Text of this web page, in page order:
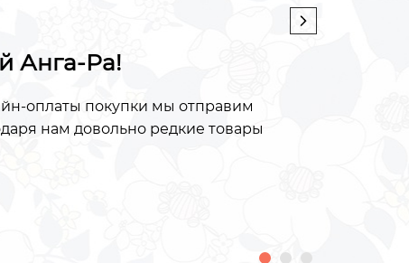
Анга-Ра!
оплаты покупки мы отправим
нам довольно редкие товары